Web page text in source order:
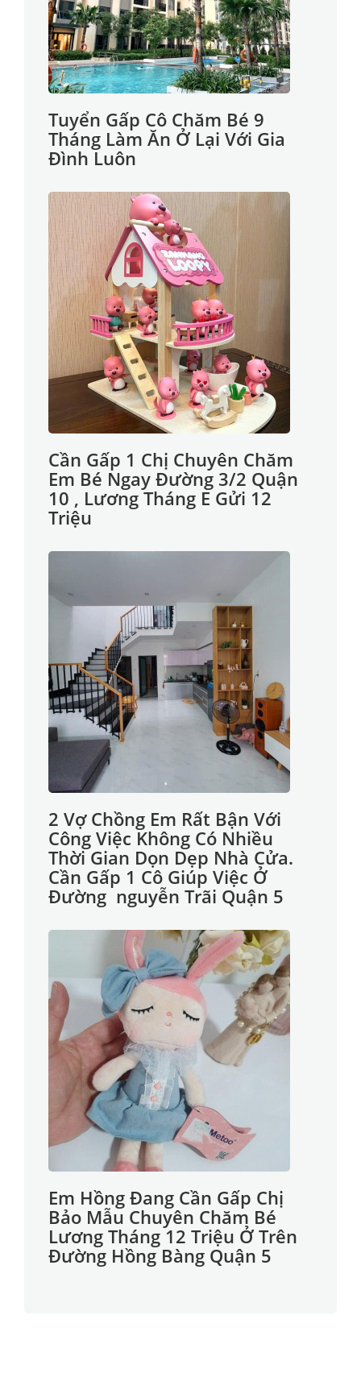
Tuyển Gấp Cô Chăm Bé 9
Tháng Làm Ăn Ở Lại Với Gia
Đình Luôn
Cần Gấp 1 Chị Chuyên Chăm
Em Bé Ngay Đường 3/2 Quận
10 , Lương Tháng E Gửi 12
Triệu
2 Vợ Chồng Em Rất Bận Với
Công Việc Không Có Nhiều
Thời Gian Dọn Dẹp Nhà Cửa.
Cần Gấp 1 Cô Giúp Việc Ở
Đường nguyễn Trãi Quận 5
Em Hồng Đang Cần Gấp Chị
Bảo Mẫu Chuyên Chăm Bé
Lương Tháng 12 Triệu Ở Trên
Đường Hồng Bàng Quận 5